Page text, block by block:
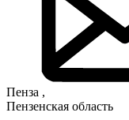
Пенза ,
Пензенская область